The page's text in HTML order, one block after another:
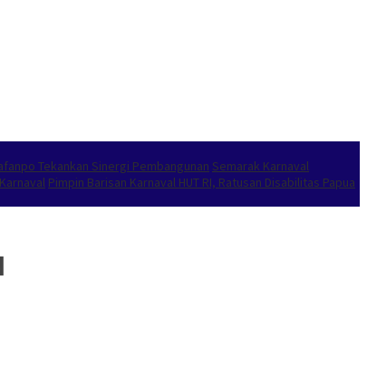
Tekankan Sinergi Pembangunan Semarak Karnaval
Pimpin Barisan Karnaval HUT RI, Ratusan Disabilitas Papua